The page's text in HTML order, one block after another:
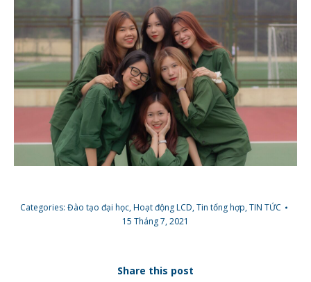
Categories: Đào tạo đại học,Hoạt động LCD,Tin tổng hợp,TIN TỨC
15 Tháng 7, 2021
Share this post